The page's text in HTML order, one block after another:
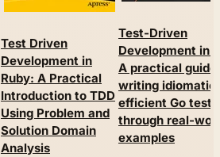
Test Driven
Development in
Ruby: A Practical
Introduction to TDD
Using Problem and
Solution Domain
Analysis
Test-Driven
Development in
A practical guide
writing idiomatic
efficient Go tests
through real-
examples